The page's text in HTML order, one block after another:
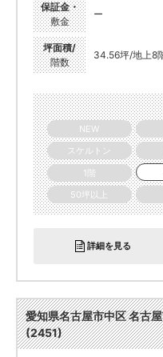
保証金・
敷金
ー
坪面積/
階数
34.56坪/地上8
NEW
スケルトン
1階
50坪以上
詳細を見る
愛知県名古屋市中区 名古
(2451)